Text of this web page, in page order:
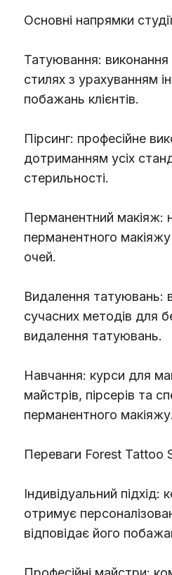
Основні напрямки
Татуювання: виконання
стилях з урахуванням
побажань клієнтів.
Пірсинг: професійне
дотриманням усіх
стерильності.
Перманентний макіяж:
перманентного
очей.
Видалення татуювань:
сучасних методів для
видалення татуювань.
Навчання: курси для
майстрів, пірсерів та
перманентного макіяжу.
Переваги Forest Tattoo
Індивідуальний підхід:
отримує
відповідає його